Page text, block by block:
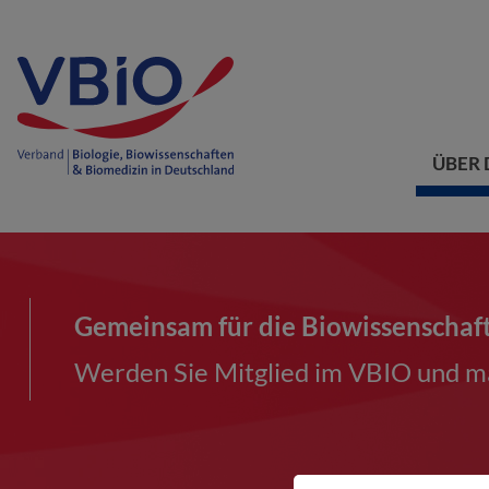
ÜBER
Gemeinsam für die
Werden Sie Mitglied im VBIO und